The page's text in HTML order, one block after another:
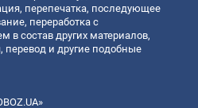
перепечатка, последующее
переработка с
в состав других материалов,
перевод и другие подобные